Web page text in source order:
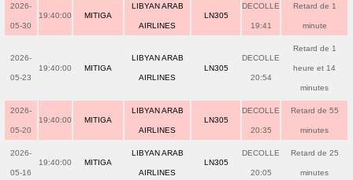
2026-
05-30
19:40:00 MITIGA
LIBYAN ARAB
AIRLINES
LN305
DECOLLE
19:41
Retard de 1
minute
2026-
05-23
19:40:00 MITIGA
LIBYAN ARAB
AIRLINES
LN305
DECOLLE
20:54
Retard de 1
heure et 14
minutes
2026-
05-20
19:40:00 MITIGA
LIBYAN ARAB
AIRLINES
LN305
DECOLLE
20:35
Retard de 55
minutes
2026-
05-16
19:40:00 MITIGA
LIBYAN ARAB
AIRLINES
LN305
DECOLLE
20:05
Retard de 25
minutes